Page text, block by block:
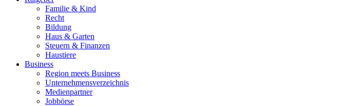
Familie & Kind
Recht
Bildung
Haus & Garten
Steuern & Finanzen
Haustiere
Business
Region meets Business
Unternehmensverzeichnis
Medienpartner
Jobbörse